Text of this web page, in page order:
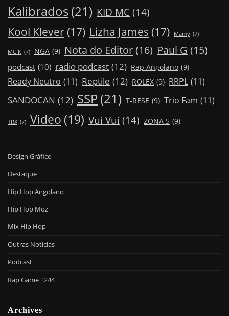
Kalibrados(21) KID MC (14)
Kool Klever (17) Lizha James (17) Mamy (7)
MC K (7) NGA (9) Nota do Editor(16) Paul G (15)
podcast (10) radio podcast (12) Rap Angolano (9)
Ready Neutro (11) Reptile (12) ROLEX (9) RRPL (11)
SANDOCAN (12) SSP(21) T-RESE (9) Trio Fam (11)
TRX (7) Video (19) Vui Vui (14) ZONA 5 (9)
Design Gráfico
Destaque
Hip Hop Angolano
Hip Hop Moz
Mix Hip Hop
Outras Notícias
Podcast
Rap Game +244
Archives